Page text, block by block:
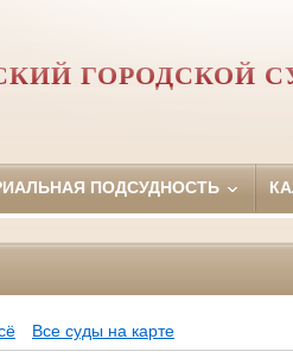
ГОРОДСКОЙ
ПОДСУДНОСТЬ
Все суды на карте